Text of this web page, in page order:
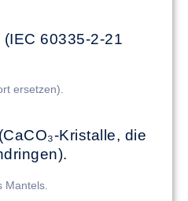
60335-2-21
ersetzen).
Kristalle, die
Mantels.